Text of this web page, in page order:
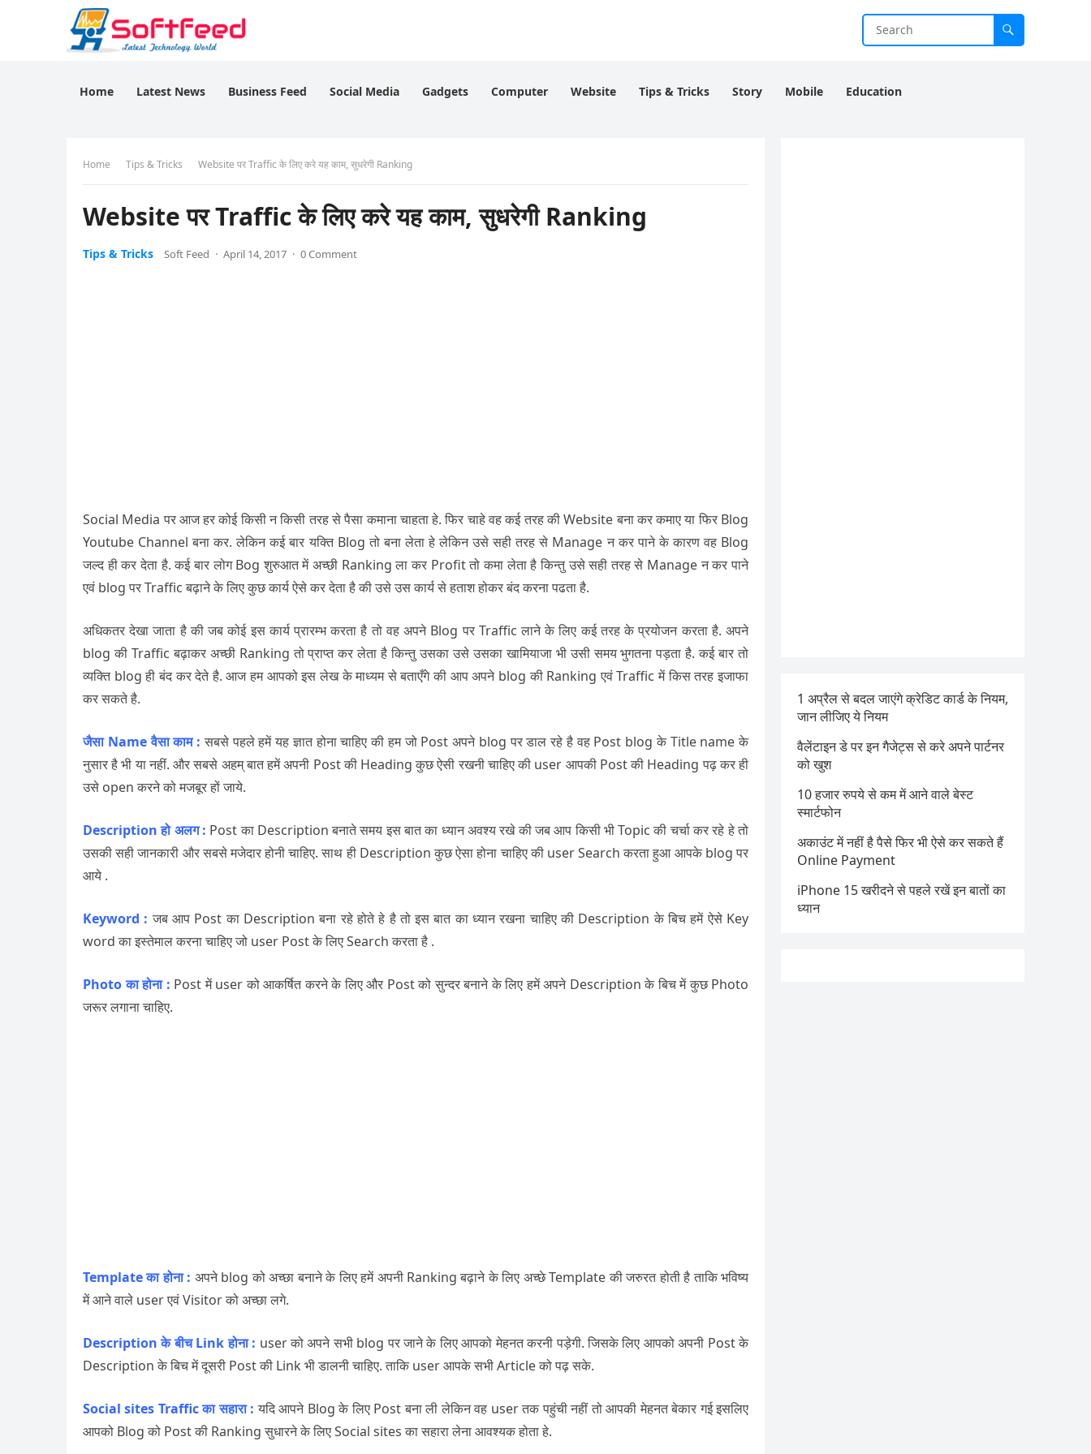
Home Latest News Business Feed Social Media Gadgets Computer Website Tips & Tricks Story Mobile Education
Home Tips & Tricks Website पर Traffic के लिए करे यह काम, सुधरेगी Ranking
Website पर Traffic के लिए करे यह काम, सुधरेगी Ranking
Tips & Tricks Soft Feed · April 14, 2017 · 0 Comment
Social Media पर आज हर कोई किसी न किसी तरह से पैसा कमाना चाहता हे. फिर चाहे वह कई तरह की Website बना कर कमाए या फिर Blog
Youtube Channel बना कर. लेकिन कई बार यक्ति Blog तो बना लेता हे लेकिन उसे सही तरह से Manage न कर पाने के कारण वह Blog
जल्द ही कर देता है. कई बार लोग Bog शुरुआत में अच्छी Ranking ला कर Profit तो कमा लेता है किन्तु उसे सही तरह से Manage न कर पाने
एवं blog पर Traffic बढ़ाने के लिए कुछ कार्य ऐसे कर देता है की उसे उस कार्य से हताश होकर बंद करना पढता है.
अधिकतर देखा जाता है की जब कोई इस कार्य प्रारम्भ करता है तो वह अपने Blog पर Traffic लाने के लिए कई तरह के प्रयोजन करता है. अपने
blog की Traffic बढ़ाकर अच्छी Ranking तो प्राप्त कर लेता है किन्तु उसका उसे उसका खामियाजा भी उसी समय भुगतना पड़ता है. कई बार तो
व्यक्ति blog ही बंद कर देते है. आज हम आपको इस लेख के माध्यम से बताएँगे की आप अपने blog की Ranking एवं Traffic में किस तरह इजाफा
कर सकते है.
जैसा Name वैसा काम : सबसे पहले हमें यह ज्ञात होना चाहिए की हम जो Post अपने blog पर डाल रहे है वह Post blog के Title name के
नुसार है भी या नहीं. और सबसे अहम् बात हमें अपनी Post की Heading कुछ ऐसी रखनी चाहिए की user आपकी Post की Heading पढ़ कर ही
उसे open करने को मजबूर हों जाये.
Description हो अलग : Post का Description बनाते समय इस बात का ध्यान अवश्य रखे की जब आप किसी भी Topic की चर्चा कर रहे हे तो
उसकी सही जानकारी और सबसे मजेदार होनी चाहिए. साथ ही Description कुछ ऐसा होना चाहिए की user Search करता हुआ आपके blog पर
आये .
Keyword :जब आप Post का Description बना रहे होते हे है तो इस बात का ध्यान रखना चाहिए की Description के बिच हमें ऐसे Key
word का इस्तेमाल करना चाहिए जो user Post के लिए Search करता है .
Photo का होना : Post में user को आकर्षित करने के लिए और Post को सुन्दर बनाने के लिए हमें अपने Description के बिच में कुछ Photo
जरूर लगाना चाहिए.
Template का होना : अपने blog को अच्छा बनाने के लिए हमें अपनी Ranking बढ़ाने के लिए अच्छे Template की जरुरत होती है ताकि भविष्य
में आने वाले user एवं Visitor को अच्छा लगे.
Description के बीच Link होना : user को अपने सभी blog पर जाने के लिए आपको मेहनत करनी पड़ेगी. जिसके लिए आपको अपनी Post के
Description के बिच में दूसरी Post की Link भी डालनी चाहिए. ताकि user आपके सभी Article को पढ़ सके.
Social sites Traffic का सहारा :यदि आपने Blog के लिए Post बना ली लेकिन वह user तक पहुंची नहीं तो आपकी मेहनत बेकार गई इसलिए
आपको Blog को Post की Ranking सुधारने के लिए Social sites का सहारा लेना आवश्यक होता हे.
1 अप्रैल से बदल जाएंगे क्रेडिट कार्ड के नियम,
जान लीजिए ये नियम
वैलेंटाइन डे पर इन गैजेट्स से करे अपने पार्टनर
को खुश
10 हजार रुपये से कम में आने वाले बेस्ट
स्मार्टफोन
अकाउंट में नहीं है पैसे फिर भी ऐसे कर सकते हैं
Online Payment
iPhone 15 खरीदने से पहले रखें इन बातों का
ध्यान